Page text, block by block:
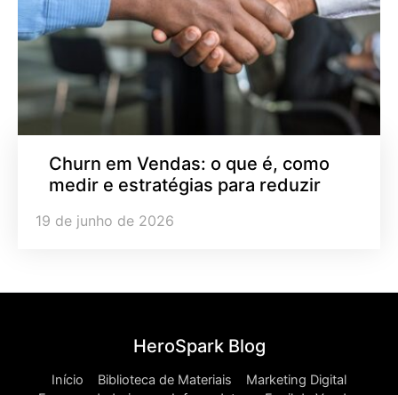
Churn em Vendas: o que é, como
medir e estratégias para reduzir
19 de junho de 2026
Início Biblioteca de Materiais
Marketing Digital
HeroSpark Blog